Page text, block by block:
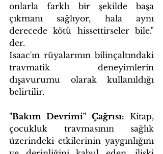
onlarla farklı bir şekilde başa
çıkmanı sağlıyor, hala aynı
derecede kötü hissettirseler bile."
der.
Isaac'ın rüyalarının bilinçaltındaki
travmatik deneyimlerin
dışavurumu olarak kullanıldığı
belirtilir.
"Bakım Devrimi" Çağrısı: Kitap,
çocukluk travmasının sağlık
üzerindeki etkilerinin yaygınlığını